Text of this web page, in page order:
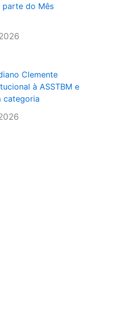
parte do Mês
Clemente
à ASSTBM e
categoria